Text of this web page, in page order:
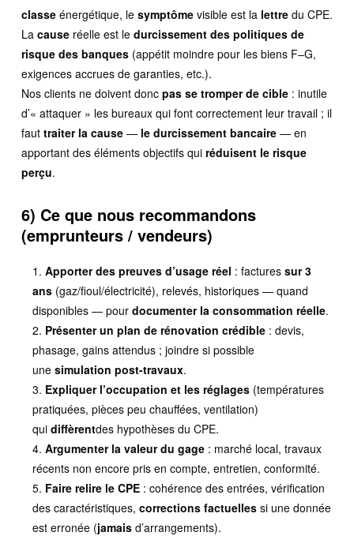
classeénergétique, le symptômevisible est la lettredu CPE.
La causeréelle est le durcissement des politiques de
risque des banques(appétit moindre pour les biens F–G,
exigences accrues de garanties, etc.).
Nos clients ne doivent donc pas se tromper de cible: inutile
d’« attaquer » les bureaux qui font correctement leur travail ; il
faut traiter la cause— le durcissement bancaire— en
apportant des éléments objectifs qui réduisent le risque
perçu.
6) Ce que nous recommandons
(emprunteurs / vendeurs)
Apporter des preuves d’usage réel : factures sur 3
ans(gaz/fioul/électricité), relevés, historiques — quand
disponibles — pour documenter la consommation réelle.
Présenter un plan de rénovation crédible: devis,
phasage, gains attendus ; joindre si possible
une simulation post-travaux.
Expliquer l’occupation et les réglages(températures
pratiquées, pièces peu chauffées, ventilation)
qui diffèrentdes hypothèses du CPE.
Argumenter la valeur du gage: marché local, travaux
récents non encore pris en compte, entretien, conformité.
Faire relire le CPE: cohérence des entrées, vérification
des caractéristiques, corrections factuellessi une donnée
est erronée (jamaisd’arrangements).